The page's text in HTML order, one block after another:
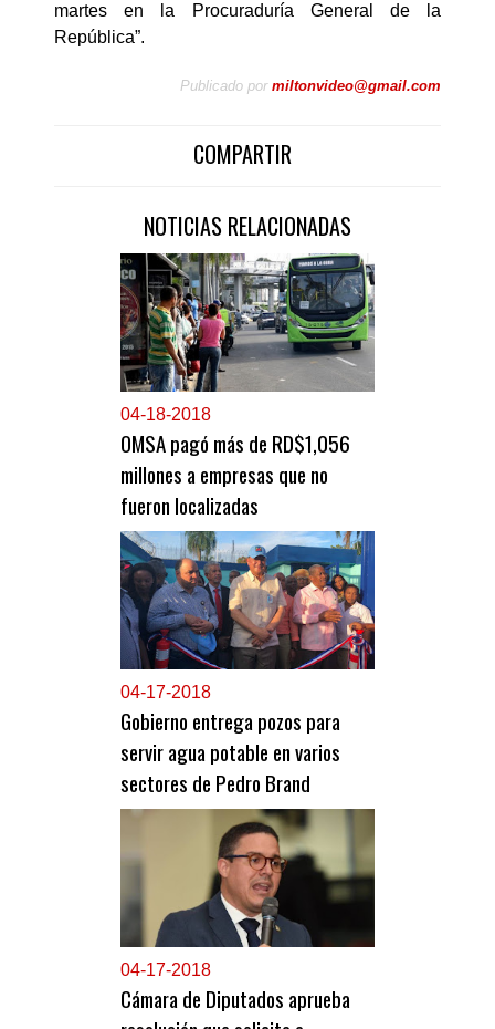
martes en la Procuraduría General de la
República”.
Publicado por miltonvideo@gmail.com
COMPARTIR
NOTICIAS RELACIONADAS
04-18-2018
OMSA pagó más de RD$1,056
millones a empresas que no
fueron localizadas
04-17-2018
Gobierno entrega pozos para
servir agua potable en varios
sectores de Pedro Brand
04-17-2018
Cámara de Diputados aprueba